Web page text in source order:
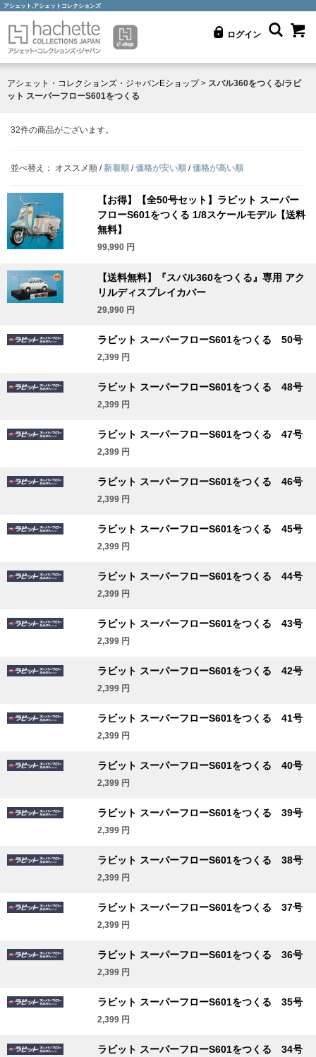
アシェット,アシェットコレクションズ
ログイン
アシェット・コレクションズ・ジャパンEショップ> スバル360をつくる/ラビ
ット スーパーフローS601をつくる
32件の商品がございます。
並べ替え： オススメ順 /新着順 /価格が安い順 /価格が高い順
【お得】【全50号セット】ラビット スーパー
フローS601をつくる 1/8スケールモデル【送料
無料】
99,990 円
【送料無料】『スバル360をつくる』専用 アク
リルディスプレイカバー
29,990 円
ラビット スーパーフローS601をつくる 50号
2,399 円
ラビット スーパーフローS601をつくる 48号
2,399 円
ラビット スーパーフローS601をつくる 47号
2,399 円
ラビット スーパーフローS601をつくる 46号
2,399 円
ラビット スーパーフローS601をつくる 45号
2,399 円
ラビット スーパーフローS601をつくる 44号
2,399 円
ラビット スーパーフローS601をつくる 43号
2,399 円
ラビット スーパーフローS601をつくる 42号
2,399 円
ラビット スーパーフローS601をつくる 41号
2,399 円
ラビット スーパーフローS601をつくる 40号
2,399 円
ラビット スーパーフローS601をつくる 39号
2,399 円
ラビット スーパーフローS601をつくる 38号
2,399 円
ラビット スーパーフローS601をつくる 37号
2,399 円
ラビット スーパーフローS601をつくる 36号
2,399 円
ラビット スーパーフローS601をつくる 35号
2,399 円
ラビット スーパーフローS601をつくる 34号